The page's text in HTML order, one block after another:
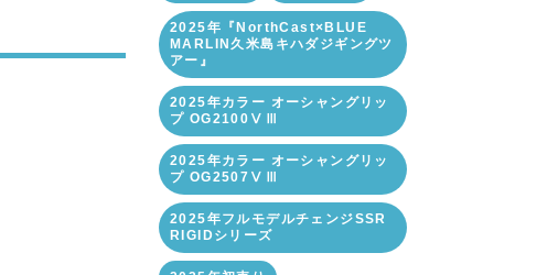
2025年『NorthCast×BLUE
MARLIN久米島キハダジギングツ
アー』
2025年カラー オーシャングリッ
プ OG2100ⅤⅢ
2025年カラー オーシャングリッ
プ OG2507ⅤⅢ
2025年フルモデルチェンジSSR
RIGIDシリーズ